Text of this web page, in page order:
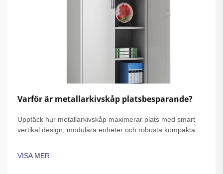
Varför är metallarkivskåp platsbesparande?
Upptäck hur metallarkivskåp maximerar plats med smart
vertikal design, modulära enheter och robusta kompakta
VISA MER